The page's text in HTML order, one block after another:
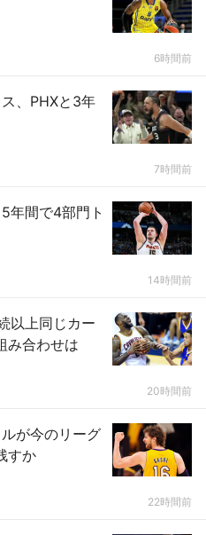
6時間前
、PHXと3年
7時間前
年間で4部門ト
14時間前
以上同じカー
み合わせは
20時間前
が今のリーグ
すか
22時間前